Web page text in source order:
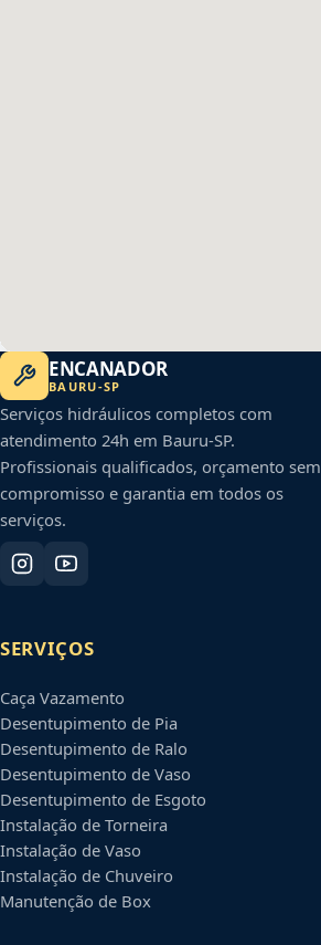
ENCANADOR
BAURU-SP
Serviços hidráulicos completos com
atendimento 24h em Bauru-SP.
Profissionais qualificados, orçamento sem
compromisso e garantia em todos os
serviços.
SERVIÇOS
Caça Vazamento
Desentupimento de Pia
Desentupimento de Ralo
Desentupimento de Vaso
Desentupimento de Esgoto
Instalação de Torneira
Instalação de Vaso
Instalação de Chuveiro
Manutenção de Box